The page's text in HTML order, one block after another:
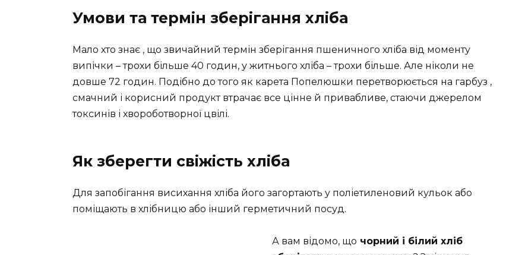
Умови та термін зберігання хліба
Мало хто знає , що звичайний термін зберігання пшеничного хліба від моменту
випічки – трохи більше 40 годин, у житнього хліба – трохи більше. Але ніколи не
довше 72 годин. Подібно до того як карета Попелюшки перетворюється на гарбуз ,
смачний і корисний продукт втрачає все цінне й привабливе, стаючи джерелом
токсинів і хвороботворної цвілі.
Як зберегти свіжість хліба
Для запобігання висихання хліба його загортають у поліетиленовий кульок або
поміщають в хлібницю або інший герметичний посуд.
А вам відомо, що чорний і білий хліб